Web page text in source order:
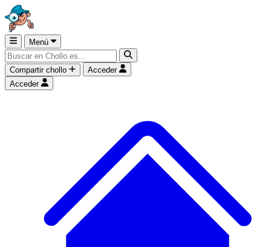
Menú
Compartir chollo
Acceder
Acceder